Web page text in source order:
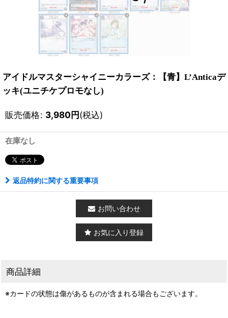
アイドルマスターシャイニーカラーズ：【青】L’Anticaデ
ッキ(ユニチケプロモなし)
販売価格: 3,980円(税込)
在庫なし
返品特約に関する重要事項
お問い合わせ
お気に入り登録
商品詳細
※カードの状態は傷があるものが含まれる場合もございます。